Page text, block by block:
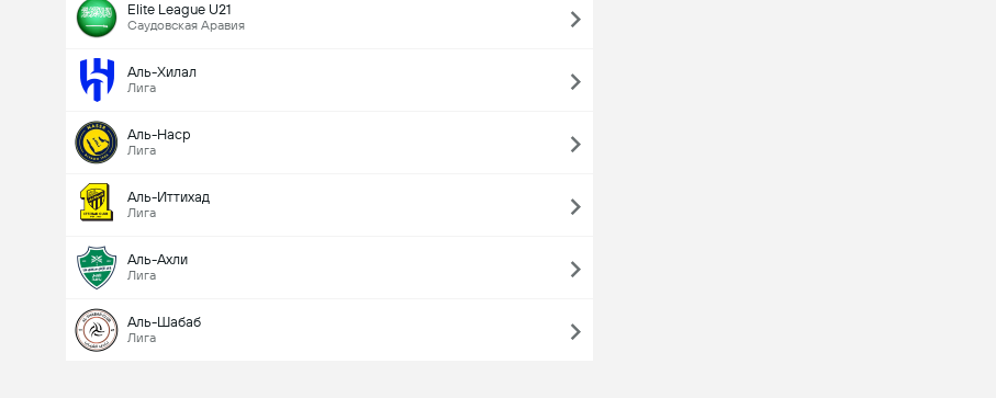
Elite League U21
Саудовская Аравия
Аль-Хилал
Лига
Аль-Наср
Лига
Аль-Иттихад
Лига
Аль-Ахли
Лига
Аль-Шабаб
Лига